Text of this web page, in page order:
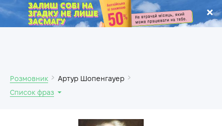
.
Розмовник
Артур Шопенгауер
Список фраз